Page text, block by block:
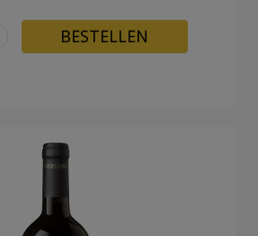
BESTELLEN